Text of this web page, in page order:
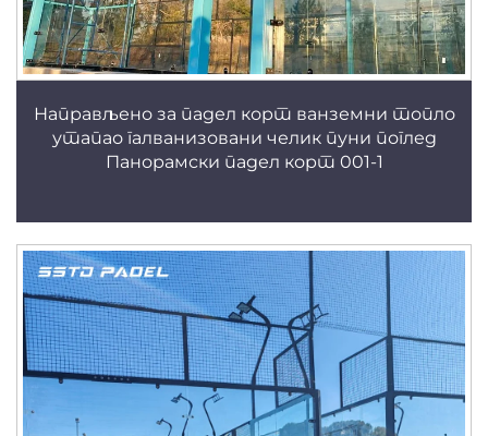
Направљено за падел корт ванземни топло
утапао галванизовани челик пуни поглед
Панорамски падел корт 001-1